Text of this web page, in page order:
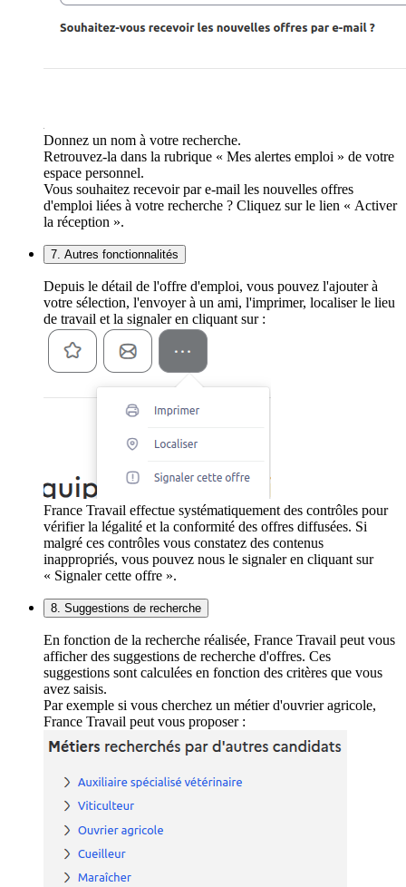
Donnez un nom à votre recherche.
Retrouvez-la dans la rubrique « Mes alertes emploi » de votre
espace personnel.
Vous souhaitez recevoir par e-mail les nouvelles offres
d'emploi liées à votre recherche ? Cliquez sur le lien « Activer
la réception ».
7. Autres fonctionnalités
Depuis le détail de l'offre d'emploi, vous pouvez l'ajouter à
votre sélection, l'envoyer à un ami, l'imprimer, localiser le lieu
de travail et la signaler en cliquant sur :
France Travail effectue systématiquement des contrôles pour
vérifier la légalité et la conformité des offres diffusées. Si
malgré ces contrôles vous constatez des contenus
inappropriés, vous pouvez nous le signaler en cliquant sur
« Signaler cette offre ».
8. Suggestions de recherche
En fonction de la recherche réalisée, France Travail peut vous
afficher des suggestions de recherche d'offres. Ces
suggestions sont calculées en fonction des critères que vous
avez saisis.
Par exemple si vous cherchez un métier d'ouvrier agricole,
France Travail peut vous proposer :